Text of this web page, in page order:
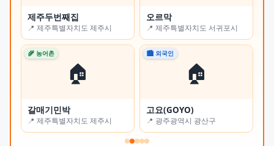
제주두번째집
📍 제주특별자치도 제주시
오르막
📍 제주특별자치도 서귀포시
🏠
🌾 농어촌
갈매기민박
📍 제주특별자치도 제주시
🏠
🏙 외국인
고요(GOYO)
📍 광주광역시 광산구